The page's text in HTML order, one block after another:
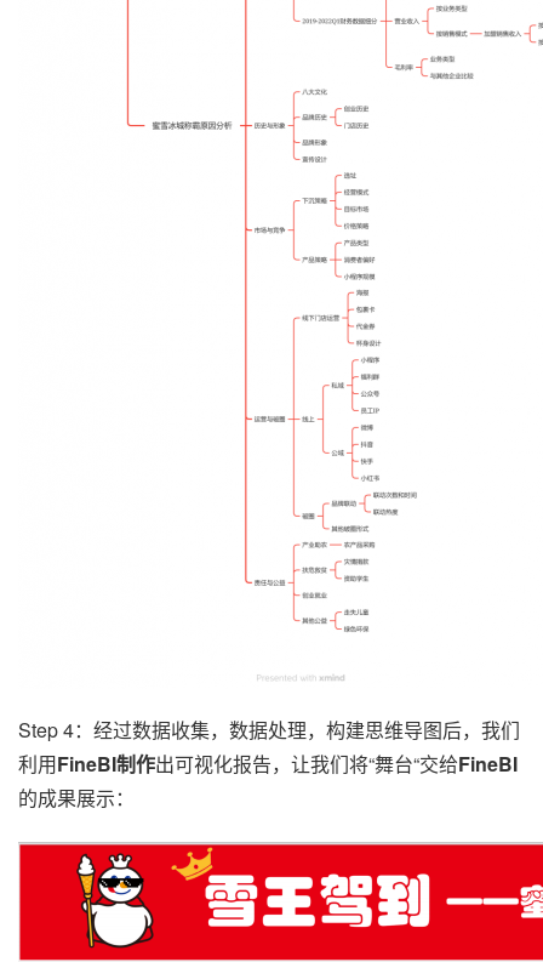
Step 4：经过数据收集，数据处理，构建思维导图后，我们
利用FineBI制作出可视化报告，让我们将“舞台“交给FineBI
的成果展示：